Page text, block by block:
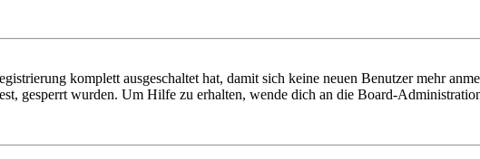
komplett ausgeschaltet hat, damit sich keine neuen Benutzer mehr
gesperrt wurden. Um Hilfe zu erhalten, wende dich an die Board-